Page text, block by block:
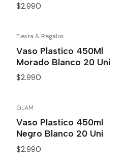
$2.990
Fiesta & Regalos
Vaso Plastico 450Ml
Morado Blanco 20 Uni
$2.990
GLAM
Vaso Plastico 450ml
Negro Blanco 20 Uni
$2.990